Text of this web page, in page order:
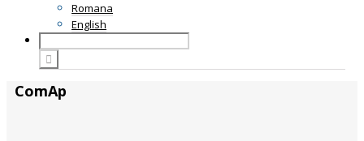
Romana
English
ComAp